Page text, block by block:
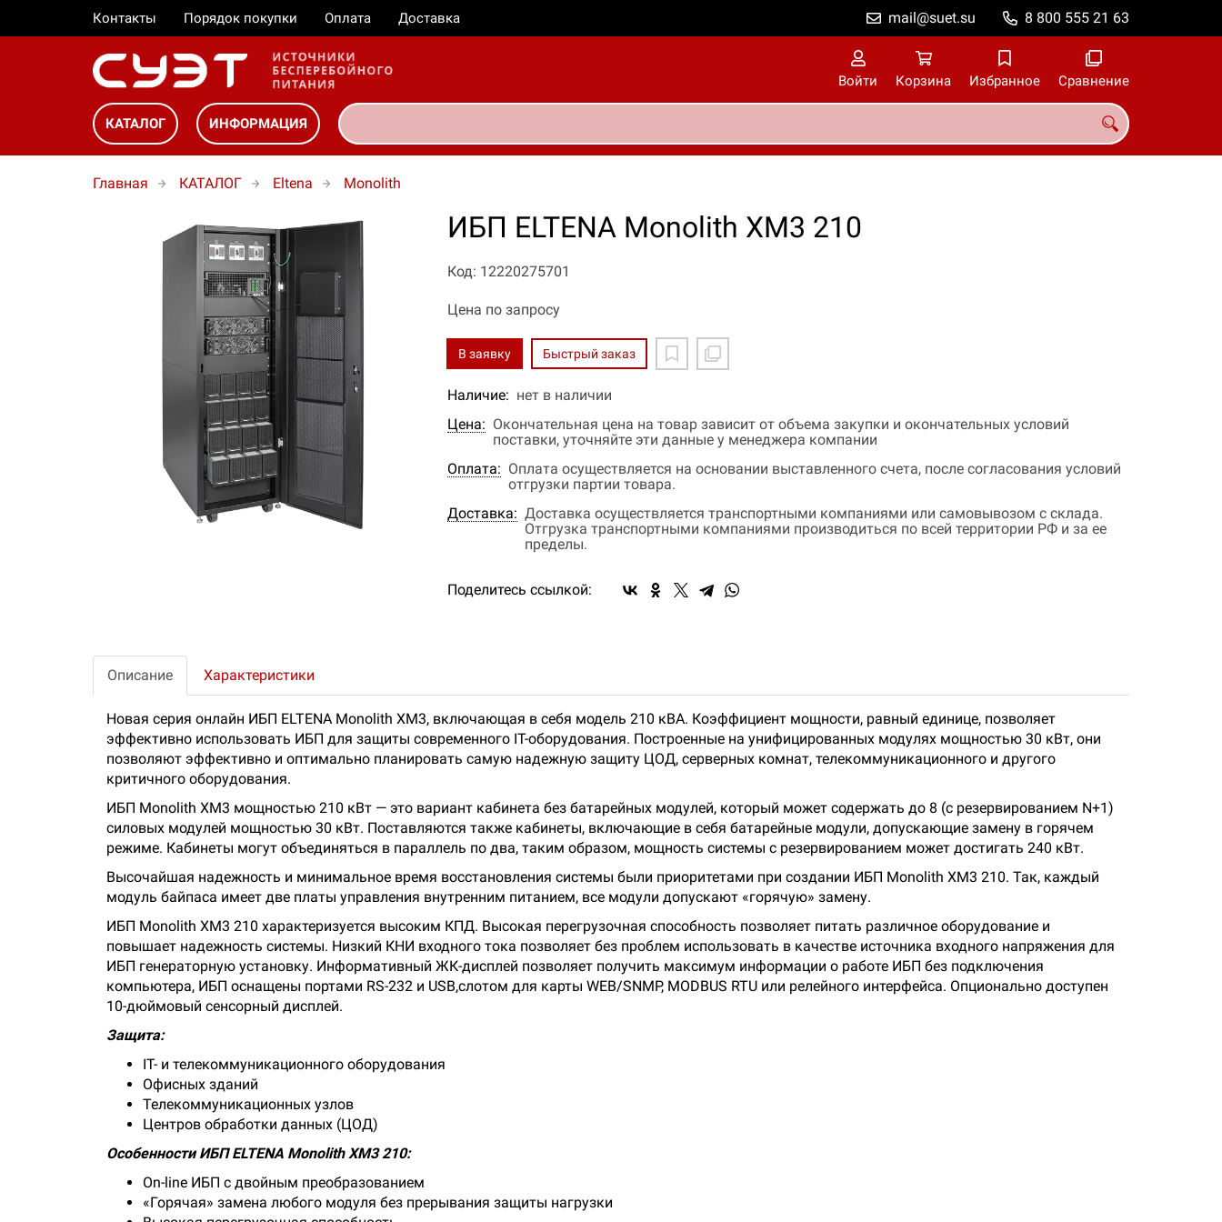
Контакты Порядок покупки Оплата Доставка 8 800 555 21 63
mail@suet.su
Войти Корзина Избранное Сравнение
КАТАЛОГ ИНФОРМАЦИЯ
Главная КАТАЛОГ Eltena Monolith
ИБП ELTENA Monolith XM3 210
Код: 12220275701
Цена по запросу
В заявку Быстрый заказ
Наличие: нет в наличии
Цена: Окончательная цена на товар зависит от объема закупки и окончательных условий
поставки, уточняйте эти данные у менеджера компании
Оплата: Оплата осуществляется на основании выставленного счета, после согласования условий
отгрузки партии товара.
Доставка: Доставка осуществляется транспортными компаниями или самовывозом с склада.
Отгрузка транспортными компаниями производиться по всей территории РФ и за ее
пределы.
Поделитесь ссылкой:
Описание Характеристики
Новая серия онлайн ИБП ELTENA Monolith XM3, включающая в себя модель 210 кВА. Коэффициент мощности, равный единице, позволяет
эффективно использовать ИБП для защиты современного IT-оборудования. Построенные на унифицированных модулях мощностью 30 кВт, они
позволяют эффективно и оптимально планировать самую надежную защиту ЦОД, серверных комнат, телекоммуникационного и другого
критичного оборудования.
ИБП Monolith XM3 мощностью 210 кВт — это вариант кабинета без батарейных модулей, который может содержать до 8 (c резервированием N+1)
силовых модулей мощностью 30 кВт. Поставляются также кабинеты, включающие в себя батарейные модули, допускающие замену в горячем
режиме. Кабинеты могут объединяться в параллель по два, таким образом, мощность системы с резервированием может достигать 240 кВт.
Высочайшая надежность и минимальное время восстановления системы были приоритетами при создании ИБП Monolith XM3 210. Так, каждый
модуль байпаса имеет две платы управления внутренним питанием, все модули допускают «горячую» замену.
ИБП Monolith XM3 210 характеризуется высоким КПД. Высокая перегрузочная способность позволяет питать различное оборудование и
повышает надежность системы. Низкий КНИ входного тока позволяет без проблем использовать в качестве источника входного напряжения для
ИБП генераторную установку. Информативный ЖК-дисплей позволяет получить максимум информации о работе ИБП без подключения
компьютера, ИБП оснащены портами RS-232 и USB,слотом для карты WEB/SNMP, MODBUS RTU или релейного интерфейса. Опционально доступен
10-дюймовый сенсорный дисплей.
Защита:
IT- и телекоммуникационного оборудования
Офисных зданий
Телекоммуникационных узлов
Центров обработки данных (ЦОД)
Особенности ИБП ELTENA Monolith XM3 210:
On-line ИБП с двойным преобразованием
«Горячая» замена любого модуля без прерывания защиты нагрузки